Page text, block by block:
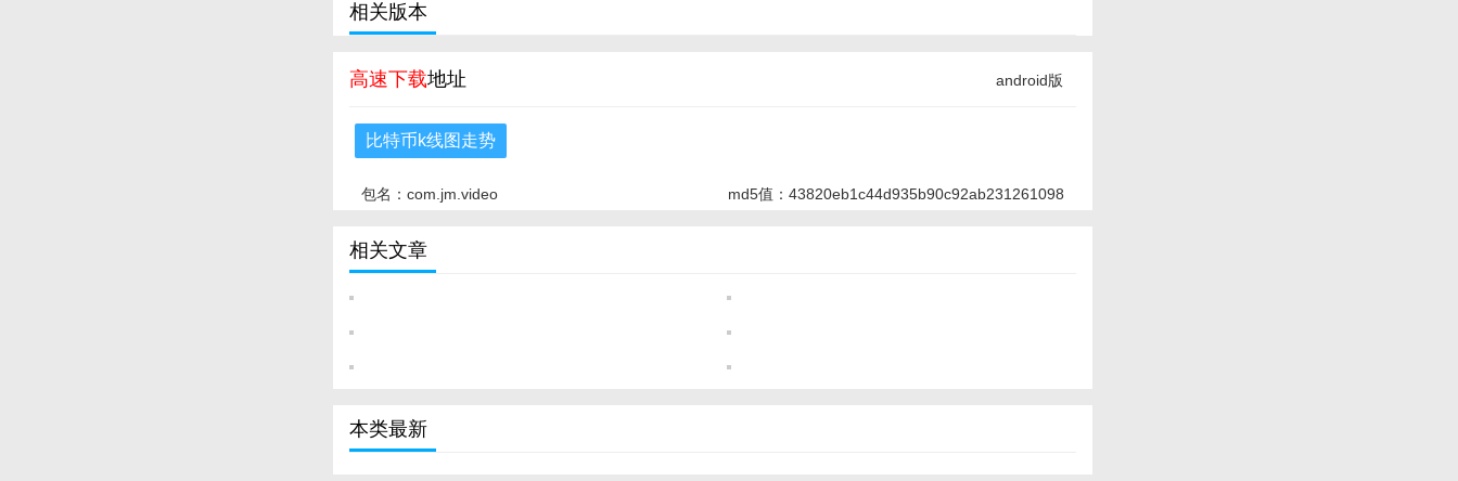
相关版本
高速下载地址 android版
比特币k线图走势
包名：com.jm.video md5值：43820eb1c44d935b90c92ab231261098
相关文章
本类最新